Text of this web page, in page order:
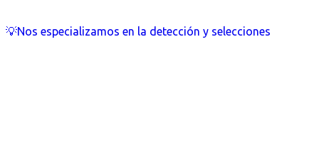
💡Nos especializamos en la detección y selecciones